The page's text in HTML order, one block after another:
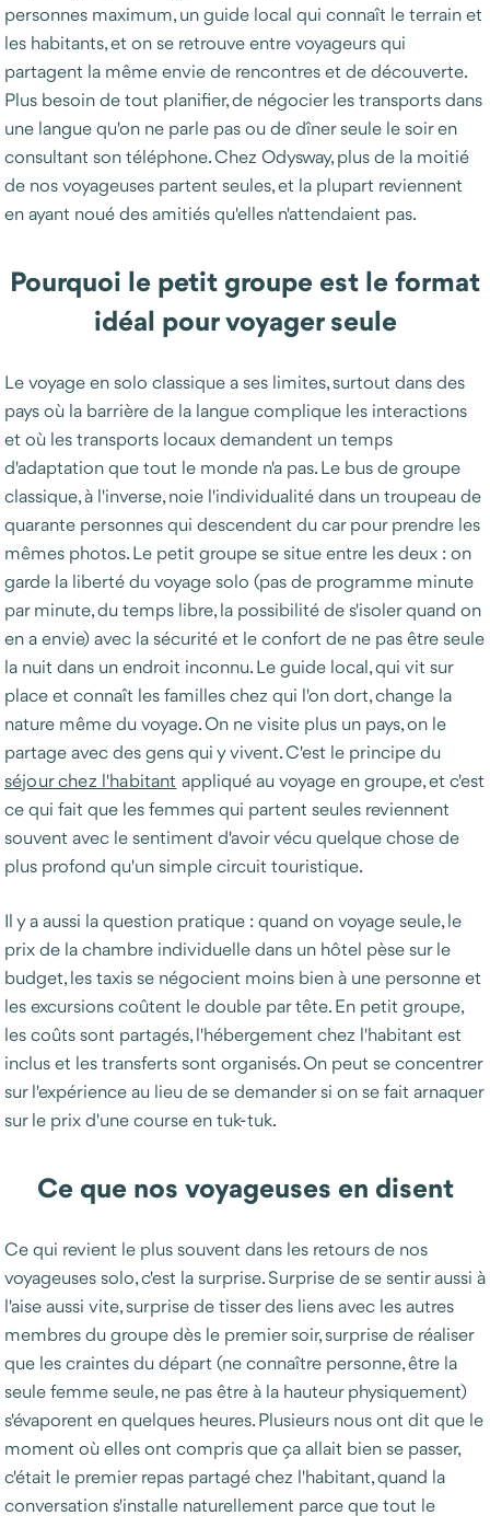
personnes maximum, un guide local qui connaît le terrain et
les habitants, et on se retrouve entre voyageurs qui
partagent la même envie de rencontres et de découverte.
Plus besoin de tout planifier, de négocier les transports dans
une langue qu'on ne parle pas ou de dîner seule le soir en
consultant son téléphone. Chez Odysway, plus de la moitié
de nos voyageuses partent seules, et la plupart reviennent
en ayant noué des amitiés qu'elles n'attendaient pas.
Pourquoi le petit groupe est le format
idéal pour voyager seule
Le voyage en solo classique a ses limites, surtout dans des
pays où la barrière de la langue complique les interactions
et où les transports locaux demandent un temps
d'adaptation que tout le monde n'a pas. Le bus de groupe
classique, à l'inverse, noie l'individualité dans un troupeau de
quarante personnes qui descendent du car pour prendre les
mêmes photos. Le petit groupe se situe entre les deux : on
garde la liberté du voyage solo (pas de programme minute
par minute, du temps libre, la possibilité de s'isoler quand on
en a envie) avec la sécurité et le confort de ne pas être seule
la nuit dans un endroit inconnu. Le guide local, qui vit sur
place et connaît les familles chez qui l'on dort, change la
nature même du voyage. On ne visite plus un pays, on le
partage avec des gens qui y vivent. C'est le principe du
séjour chez l'habitant appliqué au voyage en groupe, et c'est
ce qui fait que les femmes qui partent seules reviennent
souvent avec le sentiment d'avoir vécu quelque chose de
plus profond qu'un simple circuit touristique.
Il y a aussi la question pratique : quand on voyage seule, le
prix de la chambre individuelle dans un hôtel pèse sur le
budget, les taxis se négocient moins bien à une personne et
les excursions coûtent le double par tête. En petit groupe,
les coûts sont partagés, l'hébergement chez l'habitant est
inclus et les transferts sont organisés. On peut se concentrer
sur l'expérience au lieu de se demander si on se fait arnaquer
sur le prix d'une course en tuk-tuk.
Ce que nos voyageuses en disent
Ce qui revient le plus souvent dans les retours de nos
voyageuses solo, c'est la surprise. Surprise de se sentir aussi à
l'aise aussi vite, surprise de tisser des liens avec les autres
membres du groupe dès le premier soir, surprise de réaliser
que les craintes du départ (ne connaître personne, être la
seule femme seule, ne pas être à la hauteur physiquement)
s'évaporent en quelques heures. Plusieurs nous ont dit que le
moment où elles ont compris que ça allait bien se passer,
c'était le premier repas partagé chez l'habitant, quand la
conversation s'installe naturellement parce que tout le